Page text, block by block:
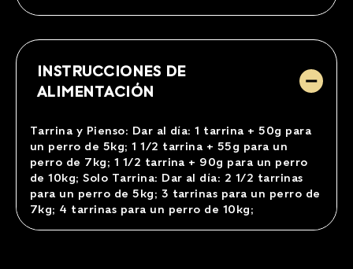
INSTRUCCIONES DE
ALIMENTACIÓN
Tarrina y Pienso: Dar al día: 1 tarrina + 50g para
un perro de 5kg; 1 1/2 tarrina + 55g para un
perro de 7kg; 1 1/2 tarrina + 90g para un perro
de 10kg; Solo Tarrina: Dar al día: 2 1/2 tarrinas
para un perro de 5kg; 3 tarrinas para un perro de
7kg; 4 tarrinas para un perro de 10kg;